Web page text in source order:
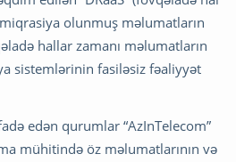
olunmuş məlumatların
hallar zamanı məlumatların
sistemlərinin fasiləsiz fəaliyyət
edən qurumlar “AzInTelecom”
mühitində öz məlumatlarının və